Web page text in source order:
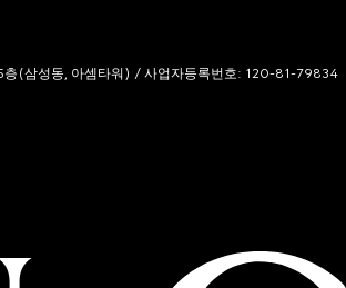
층(삼성동, 아셈타워) / 사업자등록번호: 120-81-79834